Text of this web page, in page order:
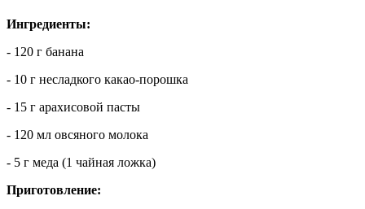
Ингредиенты:
- 120 г банана
- 10 г несладкого какао-порошка
- 15 г арахисовой пасты
- 120 мл овсяного молока
- 5 г меда (1 чайная ложка)
Приготовление: